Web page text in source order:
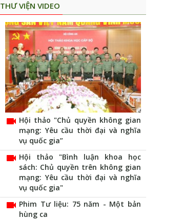
THƯ VIỆN VIDEO
videocam Hội thảo "Chủ quyền không gian
mạng: Yêu cầu thời đại và nghĩa
vụ quốc gia”
videocam Hội thảo "Bình luận khoa học
sách: Chủ quyền trên không gian
mạng: Yêu cầu thời đại và nghĩa
vụ quốc gia"
videocam Phim Tư liệu: 75 năm - Một bản
hùng ca